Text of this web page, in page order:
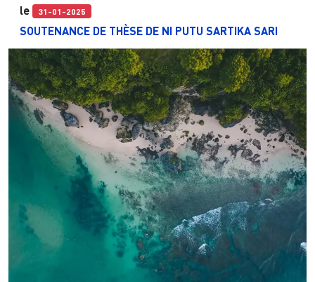
le 31-01-2025
SOUTENANCE DE THÈSE DE NI PUTU SARTIKA SARI